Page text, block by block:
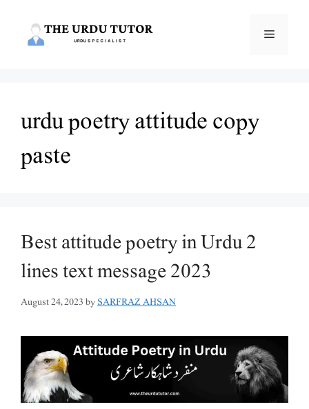
Menu
urdu poetry attitude copy
paste
Best attitude poetry in Urdu 2
lines text message 2023
August 24, 2023bySARFRAZ AHSAN